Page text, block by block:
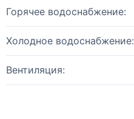
Горячее водоснабжение:
Холодное водоснабжение:
Вентиляция: